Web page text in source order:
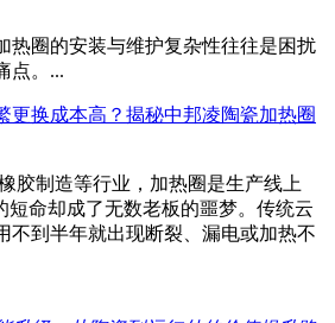
热圈的安装与维护复杂性往往是困扰
点。...
更换成本高？揭秘中邦凌陶瓷加热圈
胶制造等行业，加热圈是生产线上
短命却成了无数老板的噩梦。传统云
不到半年就出现断裂、漏电或加热不